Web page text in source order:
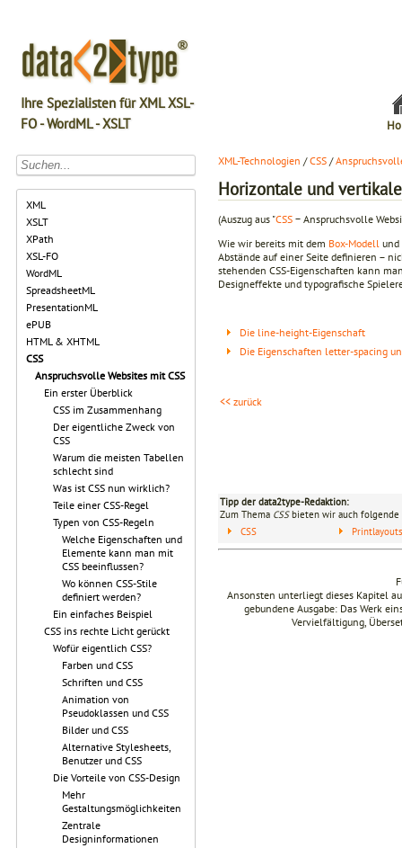
Ihre Spezialisten für XML XSL-
FO - WordML - XSLT
XML
XSLT
XPath
XSL-FO
WordML
SpreadsheetML
PresentationML
ePUB
HTML & XHTML
CSS
Anspruchsvolle Websites mit CSS
Ein erster Überblick
CSS im Zusammenhang
Der eigentliche Zweck von
CSS
Warum die meisten Tabellen
schlecht sind
Was ist CSS nun wirklich?
Teile einer CSS-Regel
Typen von CSS-Regeln
Welche Eigenschaften und
Elemente kann man mit
CSS beeinflussen?
Wo können CSS-Stile
definiert werden?
Ein einfaches Beispiel
CSS ins rechte Licht gerückt
Wofür eigentlich CSS?
Farben und CSS
Schriften und CSS
Animation von
Pseudoklassen und CSS
Bilder und CSS
Alternative Stylesheets,
Benutzer und CSS
Die Vorteile von CSS-Design
Mehr
Gestaltungsmöglichkeiten
Zentrale
Designinformationen
XML-Technologien /CSS /
Horizontale und
(Auszug aus "CSS − Anspruchsvolle
Wie wir bereits mit dem Box-Modell und
Abstände auf einer Seite definieren –
stehenden CSS-Eigenschaften kann
Designeffekte und typografische
Die line-height-Eigenschaft
Die Eigenschaften letter-spacing
<< zurück
Tipp der data2type-Redaktion:
Zum Thema CSSbieten wir auch folgende
CSS
Ansonsten unterliegt dieses Kapitel
gebundene Ausgabe: Das Werk
Vervielfältigung,